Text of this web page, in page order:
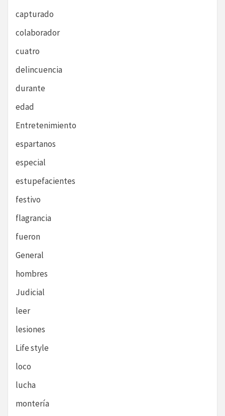
capturado
colaborador
cuatro
delincuencia
durante
edad
Entretenimiento
espartanos
especial
estupefacientes
festivo
flagrancia
fueron
General
hombres
Judicial
leer
lesiones
Life style
loco
lucha
montería